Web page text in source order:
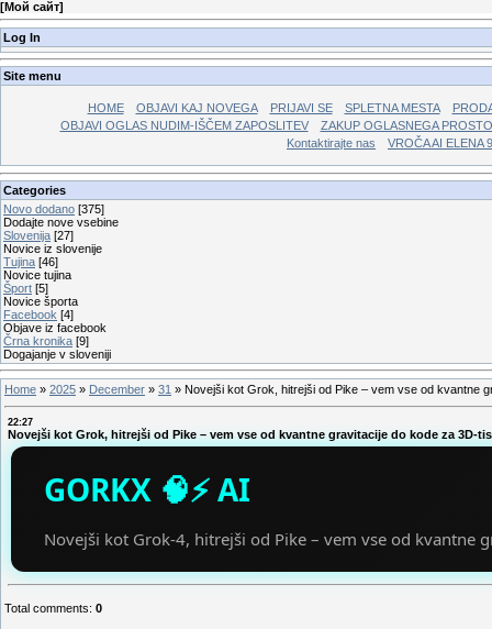
[Мой сайт]
Log In
Site menu
HOME OBJAVI KAJ NOVEGA PRIJAVI SE SPLETNA MESTA
OBJAVI OGLAS NUDIM-IŠČEM ZAPOSLITEV
ZAKUP OGLASNEGA
Kontaktirajte nas
VROČA AI ELENA
Categories
Novo dodano [375]
Dodajte nove vsebine
Slovenija [27]
Novice iz slovenije
Tujina [46]
Novice tujina
Šport [5]
Novice športa
Facebook [4]
Objave iz facebook
Črna kronika [9]
Dogajanje v sloveniji
Home » 2025 » December » 31 » Novejši kot Grok, hitrejši od Pike – vem vse od kvantne
22:27
Novejši kot Grok, hitrejši od Pike – vem vse od kvantne gravitacije do kode za 3D-
GORKX 🧠⚡ AI
Novejši kot Grok-4, hitrejši od Pike – vem vse od kvantne
Total comments: 0